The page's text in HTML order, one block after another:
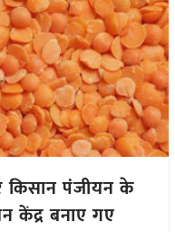
किसान पंजीयन के
केंद्र बनाए गए